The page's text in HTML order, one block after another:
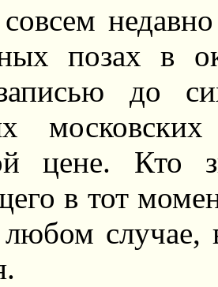
позах в
до
цене. Кто
в тот
случае,